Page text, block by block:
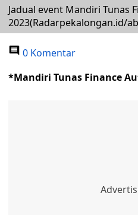
Jadual event Mandiri Tunas
2023(Radarpekalongan.id/
0 Komentar
*Mandiri Tunas Finance